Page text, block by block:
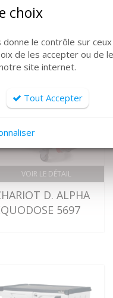
VOIR LE DÉTAIL
D. ALPHA
5697
choix
le contrôle sur
de les accepter ou de
site internet.
Tout Accepter